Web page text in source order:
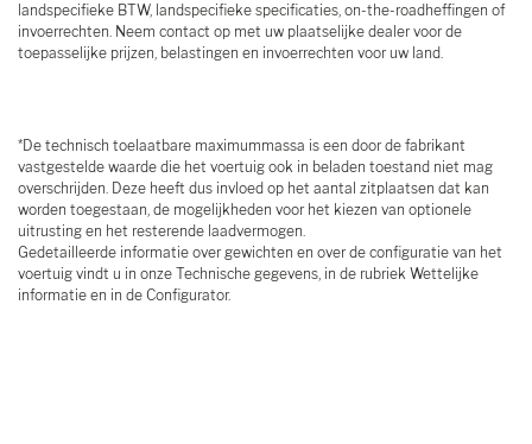
landspecifieke BTW, landspecifieke specificaties, on-the-roadheffingen of
invoerrechten. Neem contact op met uw plaatselijke dealer voor de
toepasselijke prijzen, belastingen en invoerrechten voor uw land.
*De technisch toelaatbare maximummassa is een door de fabrikant
vastgestelde waarde die het voertuig ook in beladen toestand niet mag
overschrijden. Deze heeft dus invloed op het aantal zitplaatsen dat kan
worden toegestaan, de mogelijkheden voor het kiezen van optionele
uitrusting en het resterende laadvermogen.
Gedetailleerde informatie over gewichten en over de configuratie van het
voertuig vindt u in onze Technische gegevens, in de rubriek Wettelijke
informatie en in de Configurator.